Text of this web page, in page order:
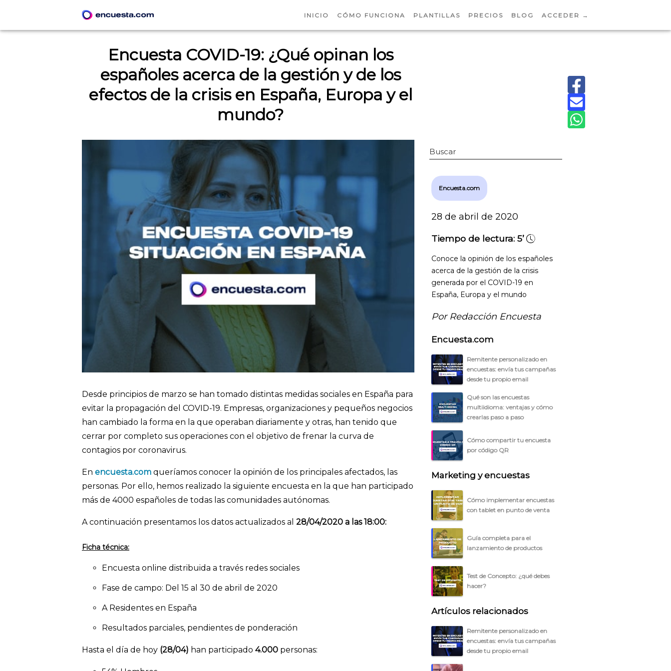
INICIO CÓMO FUNCIONA PLANTILLAS PRECIOS BLOG ACCEDER →
Encuesta COVID-19: ¿Qué opinan los
españoles acerca de la gestión y de los
efectos de la crisis en España, Europa y el
mundo?
Buscar
Desde principios de marzo se han tomado distintas medidas sociales en España para
evitar la propagación del COVID-19. Empresas, organizaciones y pequeños negocios
han cambiado la forma en la que operaban diariamente y otras, han tenido que
cerrar por completo sus operaciones con el objetivo de frenar la curva de
contagios por coronavirus.
En encuesta.com queríamos conocer la opinión de los principales afectados, las
personas. Por ello, hemos realizado la siguiente encuesta en la que han participado
más de 4000 españoles de todas las comunidades autónomas.
A continuación presentamos los datos actualizados al 28/04/2020 a las 18:00:
Ficha técnica:
Encuesta online distribuida a través redes sociales
Fase de campo: Del 15 al 30 de abril de 2020
A Residentes en España
Resultados parciales, pendientes de ponderación
Hasta el día de hoy (28/04) han participado 4.000 personas:
Encuesta.com
28 de abril de 2020
Tiempo de lectura:5’
Conoce la opinión de los españoles
acerca de la gestión de la crisis
generada por el COVID-19 en
España, Europa y el mundo
Por Redacción Encuesta
Encuesta.com
Remitente personalizado en
encuestas: envía tus campañas
desde tu propio email
Qué son las encuestas
multiidioma: ventajas y cómo
crearlas paso a paso
Cómo compartir tu encuesta
por código QR
Marketing y encuestas
Cómo implementar encuestas
con tablet en punto de venta
Guía completa para el
lanzamiento de productos
Test de Concepto: ¿qué debes
hacer?
Artículos relacionados
Remitente personalizado en
encuestas: envía tus campañas
desde tu propio email